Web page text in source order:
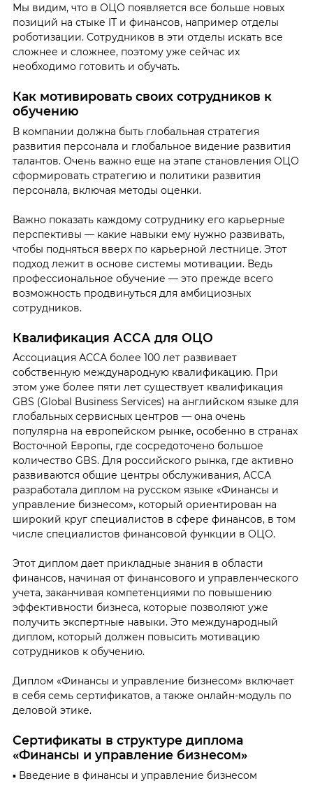
Мы видим, что в ОЦО появляется все больше новых
позиций на стыке IТ и финансов, например отделы
роботизации. Сотрудников в эти отделы искать все
сложнее и сложнее, поэтому уже сейчас их
необходимо готовить и обучать.
Как мотивировать своих сотрудников к
обучению
В компании должна быть глобальная стратегия
развития персонала и глобальное видение развития
талантов. Очень важно еще на этапе становления ОЦО
сформировать стратегию и политики развития
персонала, включая методы оценки.
Важно показать каждому сотруднику его карьерные
перспективы — какие навыки ему нужно развивать,
чтобы подняться вверх по карьерной лестнице. Этот
подход лежит в основе системы мотивации. Ведь
профессиональное обучение — это прежде всего
возможность продвинуться для амбициозных
сотрудников.
Квалификация АССА для ОЦО
Ассоциация АССА более 100 лет развивает
собственную международную квалификацию. При
этом уже более пяти лет существует квалификация
GBS (Global Business Services) на английском языке для
глобальных сервисных центров — она очень
популярна на европейском рынке, особенно в странах
Восточной Европы, где сосредоточено большое
количество GBS. Для российского рынка, где активно
развиваются общие центры обслуживания, АССА
разработала диплом на русском языке «Финансы и
управление бизнесом», который ориентирован на
широкий круг специалистов в сфере финансов, в том
числе специалистов финансовой функции в ОЦО.
Этот диплом дает прикладные знания в области
финансов, начиная от финансового и управленческого
учета, заканчивая компетенциями по повышению
эффективности бизнеса, которые позволяют уже
получить экспертные навыки. Это международный
диплом, который должен повысить мотивацию
сотрудников к обучению.
Диплом «Финансы и управление бизнесом» включает
в себя семь сертификатов, а также онлайн-модуль по
деловой этике.
Сертификаты в структуре диплома
«Финансы и управление бизнесом»
▪ Введение в финансы и управление бизнесом